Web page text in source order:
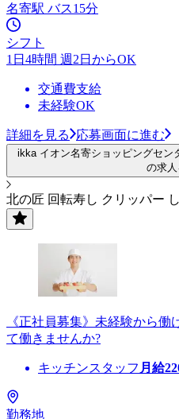
名寄駅 バス15分
シフト
1日4時間 週2日からOK
交通費支給
未経験OK
詳細を見る 応募画面に進む
ikka イオン名寄ショッピングセン
の求
北の匠 回転寿し クリッパー
《正社員募集》未経験から
て働きませんか?
キッチンスタッフ 月給
勤務地